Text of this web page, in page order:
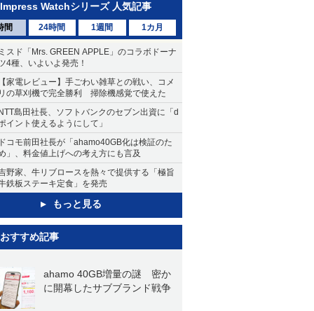
Impress Watchシリーズ 人気記事
間 24時間 1週間 1カ月
スド「Mrs. GREEN APPLE」のコラボドーナ
4種、いよいよ発売！
家電レビュー】手ごわい雑草との戦い、コメ
の草刈機で完全勝利 掃除機感覚で使えた
島田社長、ソフトバンクのセブン出資に「d
イント使えるようにして」
コモ前田社長が「ahamo40GB化は検証のた
」、料金値上げへの考え方にも言及
野家、牛リブロースを熱々で提供する「極旨
鉄板ステーキ定食」を発売
もっと見る
おすすめ記事
ahamo 40GB増量の謎 密か
に開幕したサブブランド戦争